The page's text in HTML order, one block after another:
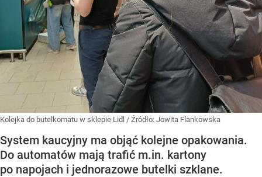
Kolejka do butelkomatu w sklepie Lidl / Źródło: Jowita Flankowska
System kaucyjny ma objąć kolejne opakowania.
Do automatów mają trafić m.in. kartony
po napojach i jednorazowe butelki szklane.